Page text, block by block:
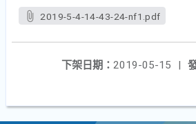
2019-5-4-14-43-24-nf1.pdf
下架日期： 2019-05-15
|